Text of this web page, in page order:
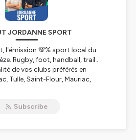
JORDANNE SPORT
l'émission 💯% sport local du
Rugby, foot, handball, trail...
de vos clubs préférés en
Tulle, Saint-Flour, Mauriac,
Visitezausha.co/politique-de-
Subscribe